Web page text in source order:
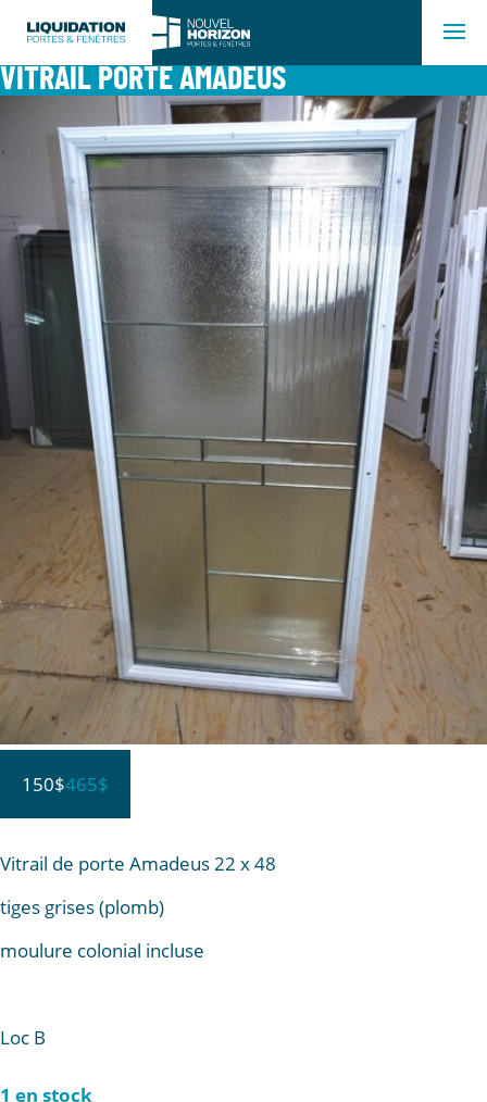
VITRAIL PORTE AMADEUS
150$465$
Vitrail de porte Amadeus 22 x 48
tiges grises (plomb)
moulure colonial incluse
Loc B
1 en stock